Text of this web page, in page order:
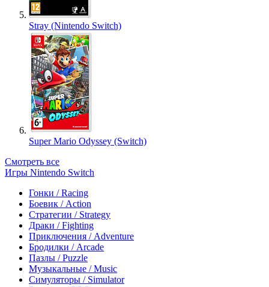
Stray (Nintendo Switch)
Super Mario Odyssey (Switch)
Смотреть все
Игры Nintendo Switch
Гонки / Racing
Боевик / Action
Стратегии / Strategy
Драки / Fighting
Приключения / Adventure
Бродилки / Arcade
Пазлы / Puzzle
Музыкальные / Music
Симуляторы / Simulator